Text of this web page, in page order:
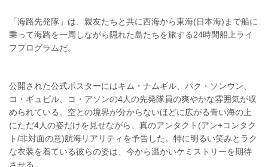
「海路先発隊」は、親友たちと共に西海から東海(日本海)まで船に
乗って海路を一周しながら隠れた島たちを旅する24時間船上ライ
フプログラムだ。
公開された公式ポスターにはキム・ナムギル、パク・ソンウン、
コ・ギュピル、コ・アソンの4人の先発隊員の爽やかな雰囲気が収
められている。空との境界が分からないほどに広がる青い海の上
にただ4人の姿だけを見せながら、真のアンタクト(アン+コンタク
ト/非対面の意)航海リアリティを予告した。特に明るい笑みとラク
な衣装を着ている彼らの姿は、今から温かいケミストリーを期待
させる。